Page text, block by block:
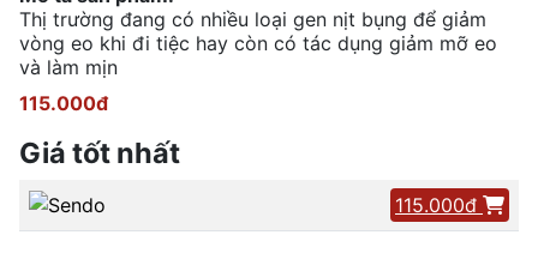
Thị trường đang có nhiều loại gen nịt bụng để giảm
vòng eo khi đi tiệc hay còn có tác dụng giảm mỡ eo
và làm mịn
115.000đ
Giá tốt nhất
115.000đ